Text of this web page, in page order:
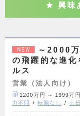
興味
NEW
～2000
の飛躍的な進
ルス
営業（法人向け）
1200万円 ～ 1999万円
力不問
転勤なし 土